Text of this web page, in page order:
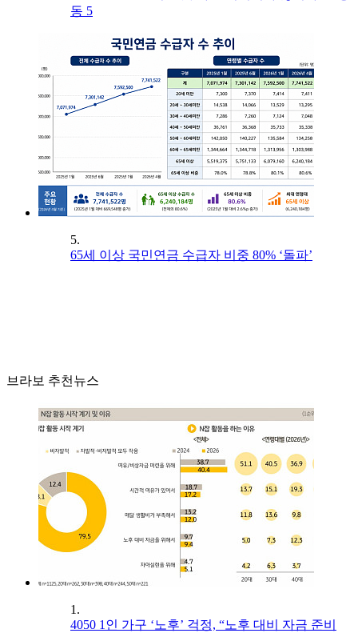
동 5
5.
65세 이상 국민연금 수급자 비중 80% ‘돌파’
브라보 추천뉴스
1.
4050 1인 가구 ‘노후’ 걱정, “노후 대비 자금 준비